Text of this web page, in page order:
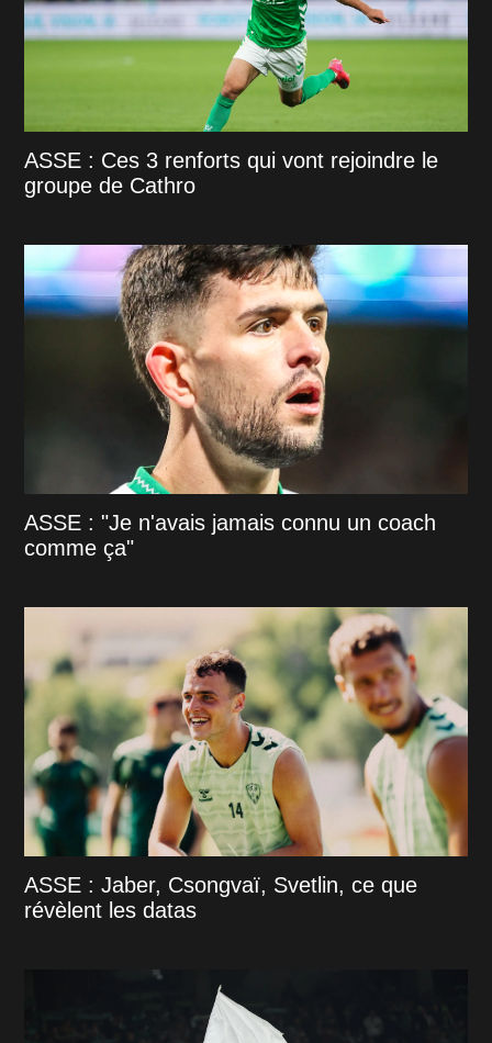
ASSE : Ces 3 renforts qui vont rejoindre le
groupe de Cathro
ASSE : "Je n'avais jamais connu un coach
comme ça"
ASSE : Jaber, Csongvaï, Svetlin, ce que
révèlent les datas